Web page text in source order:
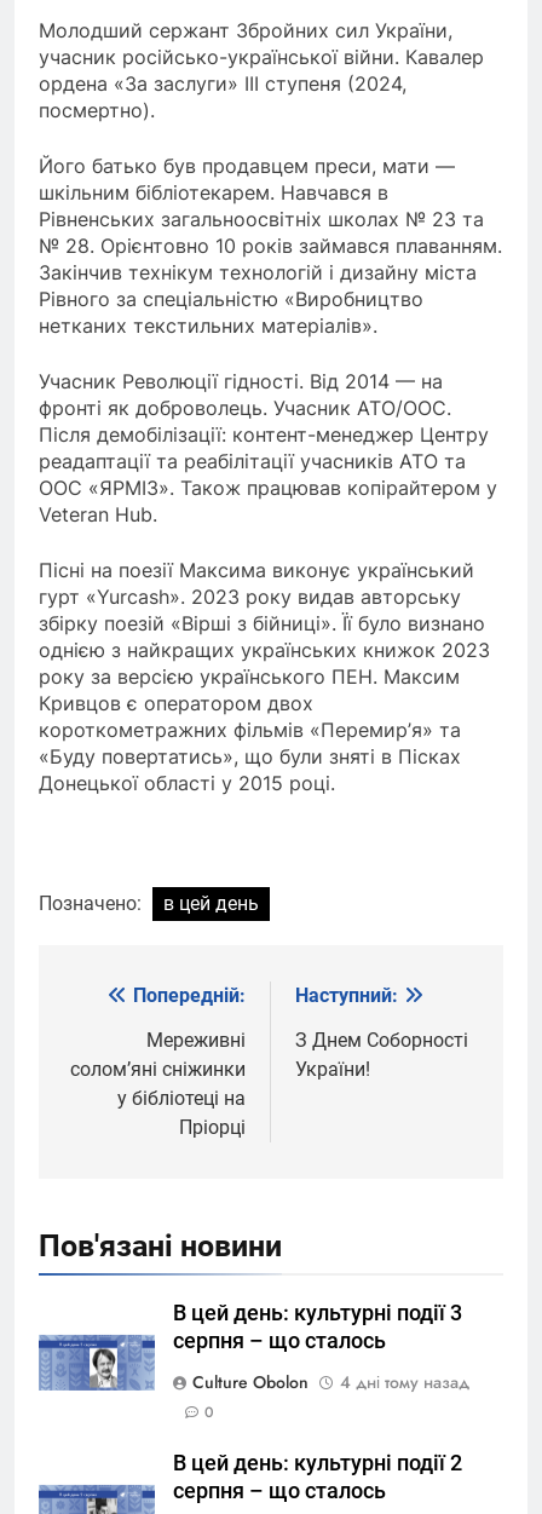
Молодший сержант Збройних сил України,
учасник російсько-української війни. Кавалер
ордена «За заслуги» III ступеня (2024,
посмертно).
Його батько був продавцем преси, мати —
шкільним бібліотекарем. Навчався в
Рівненських загальноосвітніх школах № 23 та
№ 28. Орієнтовно 10 років займався плаванням.
Закінчив технікум технологій і дизайну міста
Рівного за спеціальністю «Виробництво
нетканих текстильних матеріалів».
Учасник Революції гідності. Від 2014 — на
фронті як доброволець. Учасник АТО/ООС.
Після демобілізації: контент-менеджер Центру
реадаптації та реабілітації учасників АТО та
ООС «ЯРМІЗ». Також працював копірайтером у
Veteran Hub.
Пісні на поезії Максима виконує український
гурт «Yurcash». 2023 року видав авторську
збірку поезій «Вірші з бійниці». Її було визнано
однією з найкращих українських книжок 2023
року за версією українського ПЕН. Максим
Кривцов є оператором двох
короткометражних фільмів «Перемир’я» та
«Буду повертатись», що були зняті в Пісках
Донецької області у 2015 році.
Позначено: в цей день
Навігація
записів
Попередній:
Мереживні
солом’яні сніжинки
у бібліотеці на
Пріорці
Наступний:
З Днем Соборності
України!
Пов'язані новини
В цей день: культурні події 3
серпня – що сталось
Culture Obolon
4 дні тому назад
0
В цей день: культурні події 2
серпня – що сталось